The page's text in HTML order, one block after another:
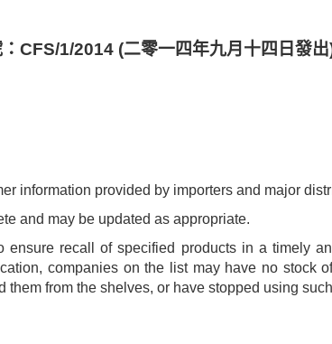
：CFS/1/2014 (二零一四年九月十四日發
information provided by importers and major
and may be updated as appropriate.
ensure recall of specified products in a timely
companies on the list may have no stock
them from the shelves, or have stopped using